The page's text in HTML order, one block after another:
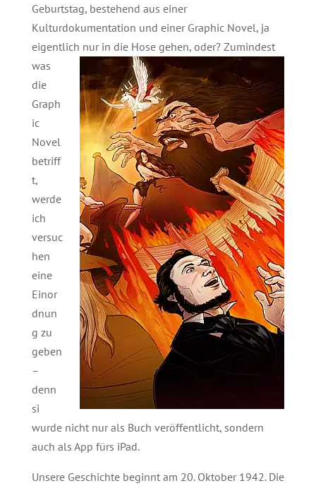
Geburtstag, bestehend aus einer
Kulturdokumentation und einer Graphic Novel, ja
eigentlich nur in die Hose gehen, oder? Zumindest
was
die
Graph
ic
Novel
betriff
t,
werde
ich
versuc
hen
eine
Einor
dnun
g zu
geben
–
denn
si
wurde nicht nur als Buch veröffentlicht, sondern
auch als App fürs iPad.
Unsere Geschichte beginnt am 20. Oktober 1942. Die